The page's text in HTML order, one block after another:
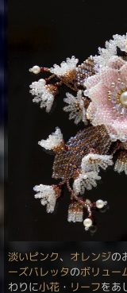
淡いピンク、 オレンジの
ーズバレッタのボリュー
わりに小花 ・ リーフをあ